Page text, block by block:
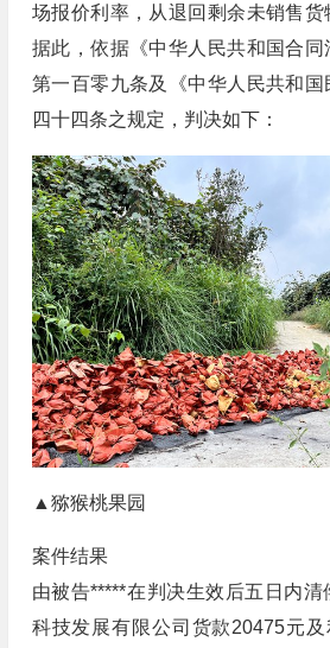
场报价利率，从退回剩余未销售货
据此，依据《中华人民共和国合同
第一百零九条及《中华人民共和
四十四条之规定，判决如下：
▲猕猴桃果园
案件结果
由被告*****在判决生效后五日内
科技发展有限公司货款20475元